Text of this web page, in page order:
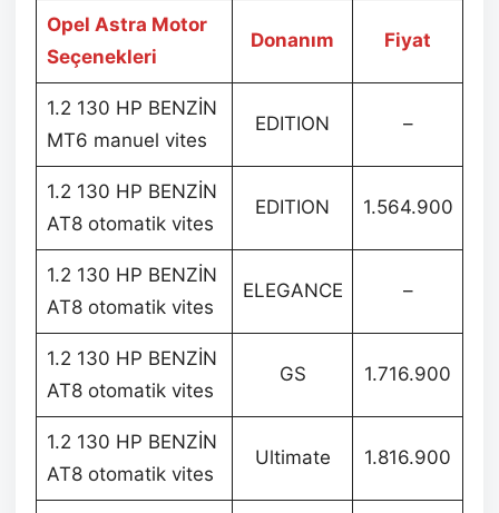
Opel Astra Motor
Seçenekleri
Donanım Fiyat
1.2 130 HP BENZİN
MT6 manuel vites
EDITION –
1.2 130 HP BENZİN
AT8 otomatik vites
EDITION 1.564.900
1.2 130 HP BENZİN
AT8 otomatik vites
ELEGANCE –
1.2 130 HP BENZİN
AT8 otomatik vites
GS 1.716.900
1.2 130 HP BENZİN
AT8 otomatik vites
Ultimate 1.816.900